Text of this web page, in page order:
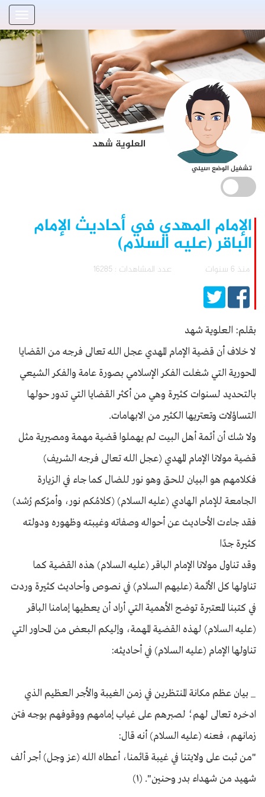
العلوية شهد
تشغيل الوضع الليلي
الإمام المهدي في أحاديث الإمام
الباقر (عليه السلام)
منذ 6 سنوات عدد المشاهدات : 16285
بقلم: العلوية شهد
لا خلاف أن قضية الإمام المهدي عجل الله تعالى فرجه من القضايا
المحورية التي شغلت الفكر الإسلامي بصورة عامة والفكر الشيعي
بالتحديد لسنوات كثيرة وهي من أكثر القضايا التي تدور حولها
التساؤلات وتعتريها الكثير من الابهامات.
ولا شك أن أئمة أهل البيت لم يهملوا قضية مهمة ومصيرية مثل
قضية مولانا الإمام المهدي (عجل الله تعالى فرجه الشريف)
فكلامهم هو البيان للحق وهو نور للضال كما جاء في الزيارة
الجامعة للإمام الهادي (عليه السلام) (كلامُكم نور، وأمرُكم رُشد)
فقد جاءت الأحاديث عن أحواله وصفاته وغيبته وظهوره ودولته
كثيرة جدًا
وقد تناول مولانا الإمام الباقر (عليه السلام) هذه القضية كما
تناولها كل الأئمة (عليهم السلام) في نصوص وأحاديث كثيرة وردت
في كتبنا المعتبرة توضح الأهمية التي أراد أن يعطيها إمامنا الباقر
(عليه السلام) لهذه القضية المهمة، وإليكم البعض من المحاور التي
تناولها الإمام (عليه السلام) في أحاديثه:
_ بيان عظم مكانة المنتظرين في زمن الغيبة والأجر العظيم الذي
ادخره تعالى لهم؛ لصبرهم على غياب إمامهم ووقوفهم بوجه فتن
زمانهم، فعنه (عليه السلام) أنه قال:
"من ثبت على ولايتنا في غيبة قائمنا، أعطاه الله (عز وجل) أجر ألف
شهيد من شهداء بدر وحنين". (١)